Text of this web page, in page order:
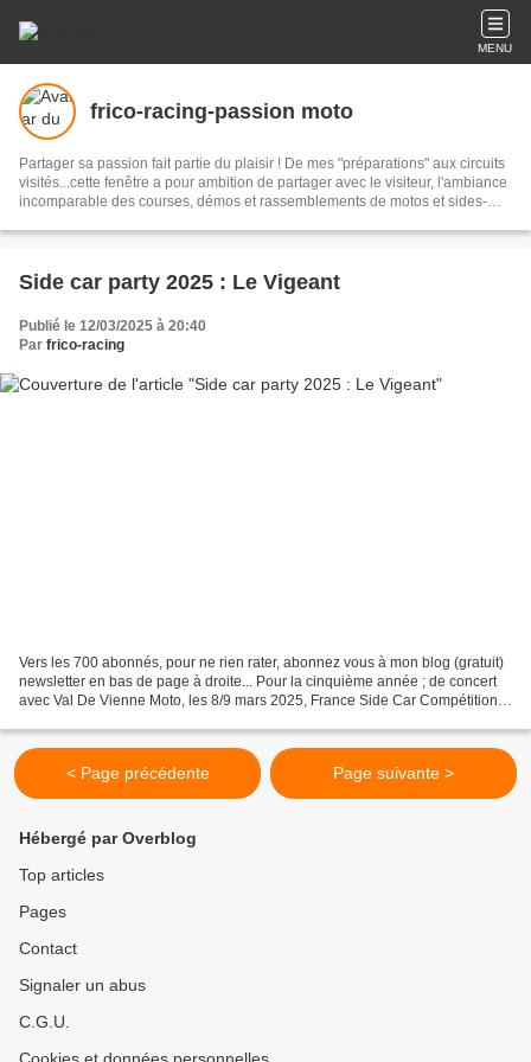
MENU
frico-racing-passion moto
Partager sa passion fait partie du plaisir ! De mes "préparations" aux circuits
visités...cette fenêtre a pour ambition de partager avec le visiteur, l'ambiance
incomparable des courses, démos et rassemblements de motos et sides-
Side car party 2025 : Le Vigeant
Publié le 12/03/2025 à 20:40
Par frico-racing
Vers les 700 abonnés, pour ne rien rater, abonnez vous à mon blog (gratuit)
newsletter en bas de page à droite... Pour la cinquième année ; de concert
avec Val De Vienne Moto, les 8/9 mars 2025, France Side Car Compétition
< Page précédente Page suivante >
Hébergé par Overblog
Top articles
Pages
Contact
Signaler un abus
C.G.U.